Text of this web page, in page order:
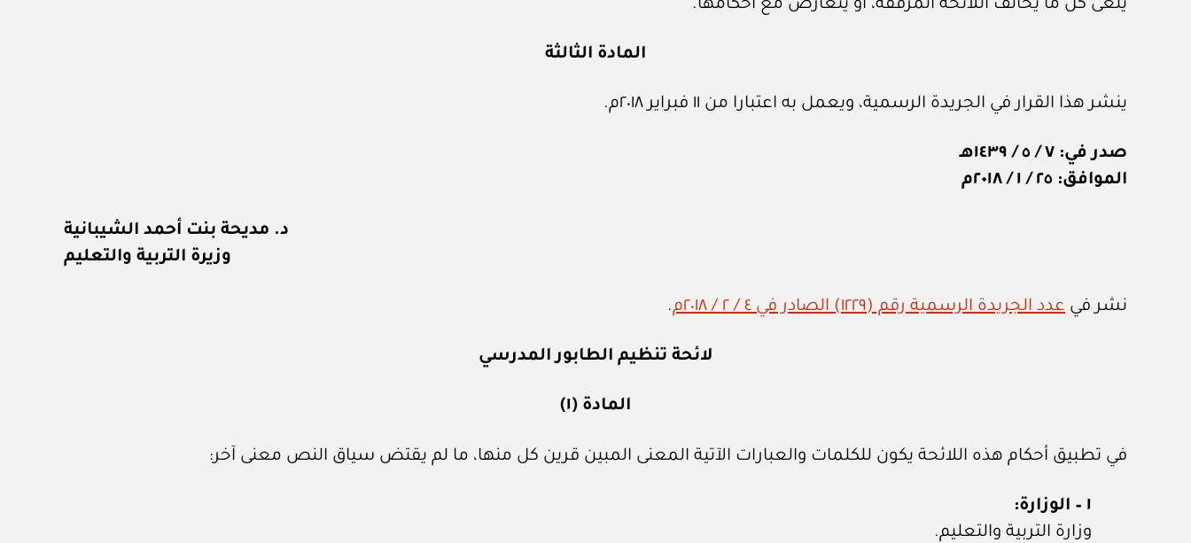
يلغى كل ما يخالف اللائحة المرفقة، أو يتعارض مع أحكامها.
المادة الثالثة
ينشر هذا القرار في الجريدة الرسمية، ويعمل به اعتبارا من ١١ فبراير ٢٠١٨م.
صدر في: ٧ / ٥ / ١٤٣٩هـ
الموافق: ٢٥ / ١ / ٢٠١٨م
د. مديحة بنت أحمد الشيبانية
وزيرة التربية والتعليم
نشر في عدد الجريدة الرسمية رقم (١٢٢٩) الصادر في ٤ / ٢ / ٢٠١٨م .
لائحة تنظيم الطابور المدرسي
المادة (١)
في تطبيق أحكام هذه اللائحة يكون للكلمات والعبارات الآتية المعنى المبين قرين كل منها، ما لم يقتض سياق النص معنى آخر:
١ – الوزارة:
وزارة التربية والتعليم.